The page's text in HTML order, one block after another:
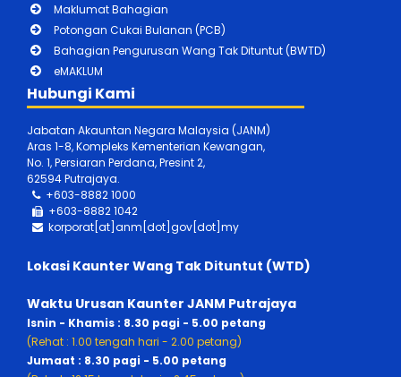
Maklumat Bahagian
Potongan Cukai Bulanan (PCB)
Bahagian Pengurusan Wang Tak Dituntut (BWTD)
eMAKLUM
Hubungi Kami
Jabatan Akauntan Negara Malaysia (JANM)
Aras 1-8, Kompleks Kementerian Kewangan,
No. 1, Persiaran Perdana, Presint 2,
62594 Putrajaya.
+603-8882 1000
+603-8882 1042
korporat[at]anm[dot]gov[dot]my
Lokasi Kaunter Wang Tak Dituntut (WTD)
Waktu Urusan Kaunter JANM Putrajaya
Isnin - Khamis : 8.30 pagi - 5.00 petang
(Rehat : 1.00 tengah hari - 2.00 petang)
Jumaat : 8.30 pagi - 5.00 petang